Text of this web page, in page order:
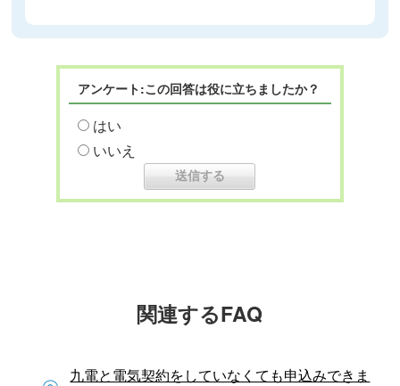
アンケート:この回答は役に立ちましたか？
はい
いいえ
関連するFAQ
九電と電気契約をしていなくても申込みできま